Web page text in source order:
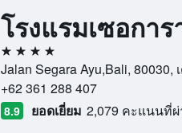
โรงแรมเซอการ
4 ดาว
Jalan Segara Ayu,Bali,
+62 361 288 407
8.9 ยอดเยี่ยม 2,079 คะแนนที่